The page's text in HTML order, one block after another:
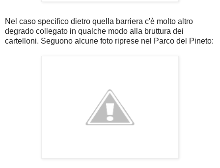
Nel caso specifico dietro quella barriera c'è molto altro
degrado collegato in qualche modo alla bruttura dei
cartelloni. Seguono alcune foto riprese nel Parco del Pineto: